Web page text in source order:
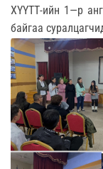
ХҮҮТТ-ийн 1—р
байгаа